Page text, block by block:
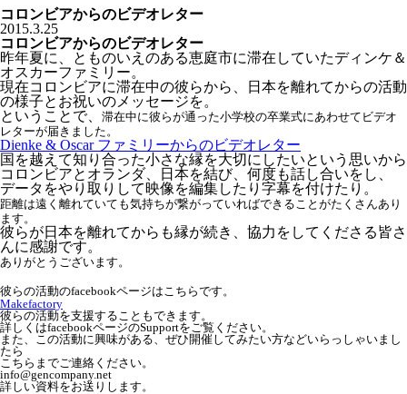
コロンビアからのビデオレター
2015.3.25
コロンビアからのビデオレター
昨年夏に、とものいえのある恵庭市に滞在していたディンケ＆
オスカーファミリー。
現在コロンビアに滞在中の彼らから、日本を離れてからの活動
の様子とお祝いのメッセージを。
ということで、 滞在中に彼らが通った小学校の卒業式にあわせてビデオ
レターが届きました。
Dienke & Oscar ファミリーからのビデオレター
国を越えて知り合った小さな縁を大切にしたいという思いから
コロンビアとオランダ、日本を結び、何度も話し合いをし、
データをやり取りして映像を編集したり字幕を付けたり。
距離は遠く離れていても気持ちが繋がっていればできることがたくさんあり
ます。
彼らが日本を離れてからも縁が続き、協力をしてくださる皆さ
んに感謝です。
ありがとうございます。
彼らの活動のfacebookページはこち らです。
Makefactory
彼らの活動を支援することもできます。
詳しくはfacebookページのSupportをご覧ください。
また、この活動に興味がある、ぜひ開催してみたい方などいらっしゃいまし
たら
こちらまでご連絡ください。
info@gencompany.net
詳しい資料をお送りします。